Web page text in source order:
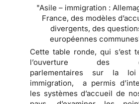
"Asile – immigration :
France, des modèles
divergents, des
européennes
Cette table ronde, qui s’est
l’ouverture des
parlementaires sur la
immigration, a permis
les systèmes d’accueil de